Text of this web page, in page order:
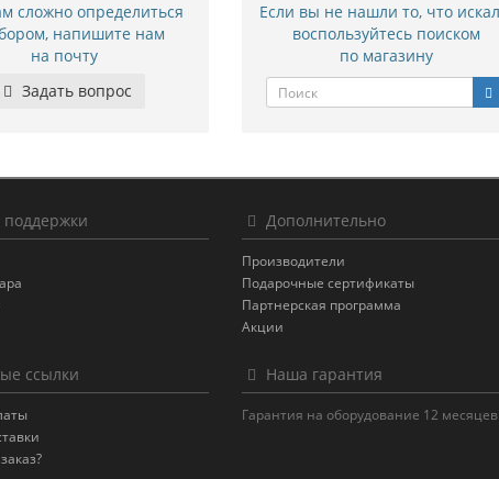
сложно определиться
напишите нам
на почту
Задать вопрос
Если вы не нашли то, что
воспользуйтесь поиском
по магазину
поддержки Дополнительно
Производители
Подарочные сертификаты
Партнерская программа
Акции
ссылки Наша гарантия
Гарантия на оборудование 12 месяцев!